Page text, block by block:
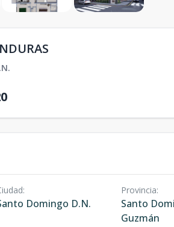
:
Domingo D.N.
Provincia:
Santo
Guzmán